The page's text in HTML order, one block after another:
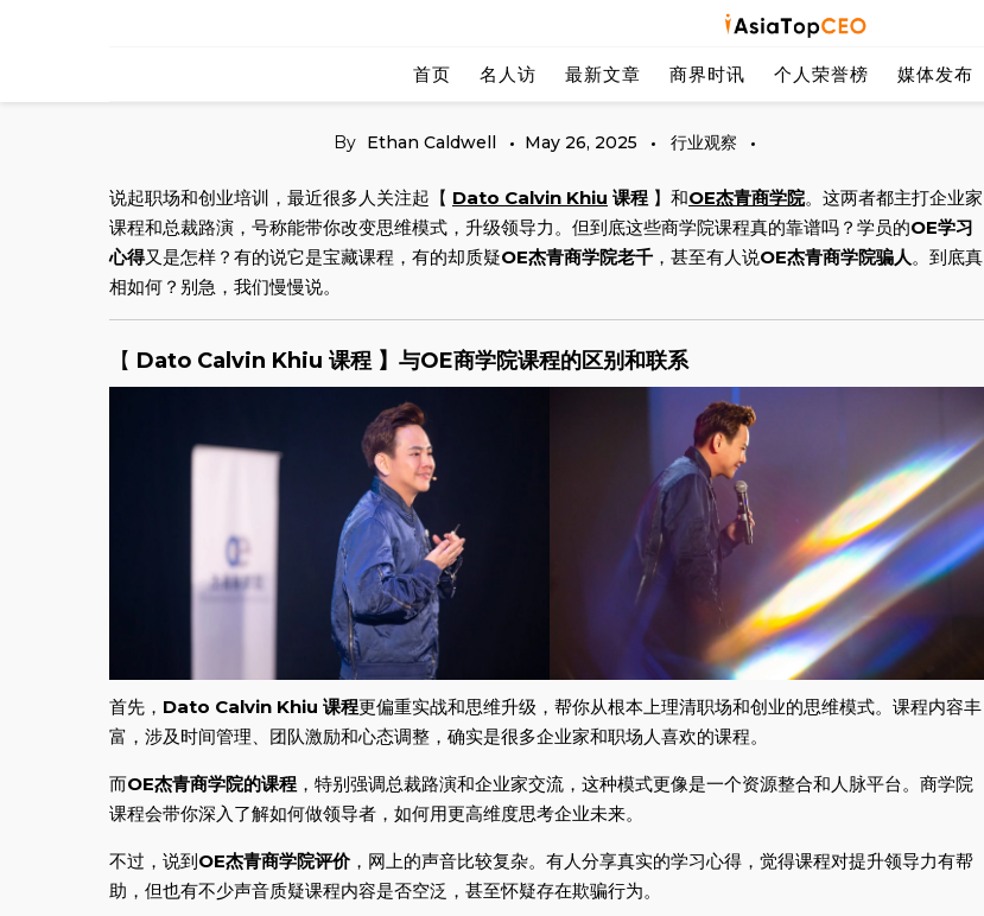
首页 名人访 最新文章 商界时讯 个人荣誉榜 媒体发布
By Ethan Caldwell May 26, 2025 行业观察
说起职场和创业培训，最近很多人关注起【 Dato Calvin Khiu 课程 】和OE杰青商学院。这两者都主打企业家
课程和总裁路演，号称能带你改变思维模式，升级领导力。但到底这些商学院课程真的靠谱吗？学员的OE学习
心得又是怎样？有的说它是宝藏课程，有的却质疑OE杰青商学院老千 ，甚至有人说OE杰青商学院骗人。到底真
相如何？别急，我们慢慢说。
【 Dato Calvin Khiu 课程 】与OE商学院课程的区别和联系
首先， Dato Calvin Khiu 课程更偏重实战和思维升级，帮你从根本上理清职场和创业的思维模式。课程内容丰
富，涉及时间管理、团队激励和心态调整，确实是很多企业家和职场人喜欢的课程。
而OE杰青商学院的课程 ，特别强调总裁路演和企业家交流，这种模式更像是一个资源整合和人脉平台。商学院
课程会带你深入了解如何做领导者，如何用更高维度思考企业未来。
不过，说到 OE杰青商学院评价，网上的声音比较复杂。有人分享真实的学习心得，觉得课程对提升领导力有帮
助，但也有不少声音质疑课程内容是否空泛，甚至怀疑存在欺骗行为。